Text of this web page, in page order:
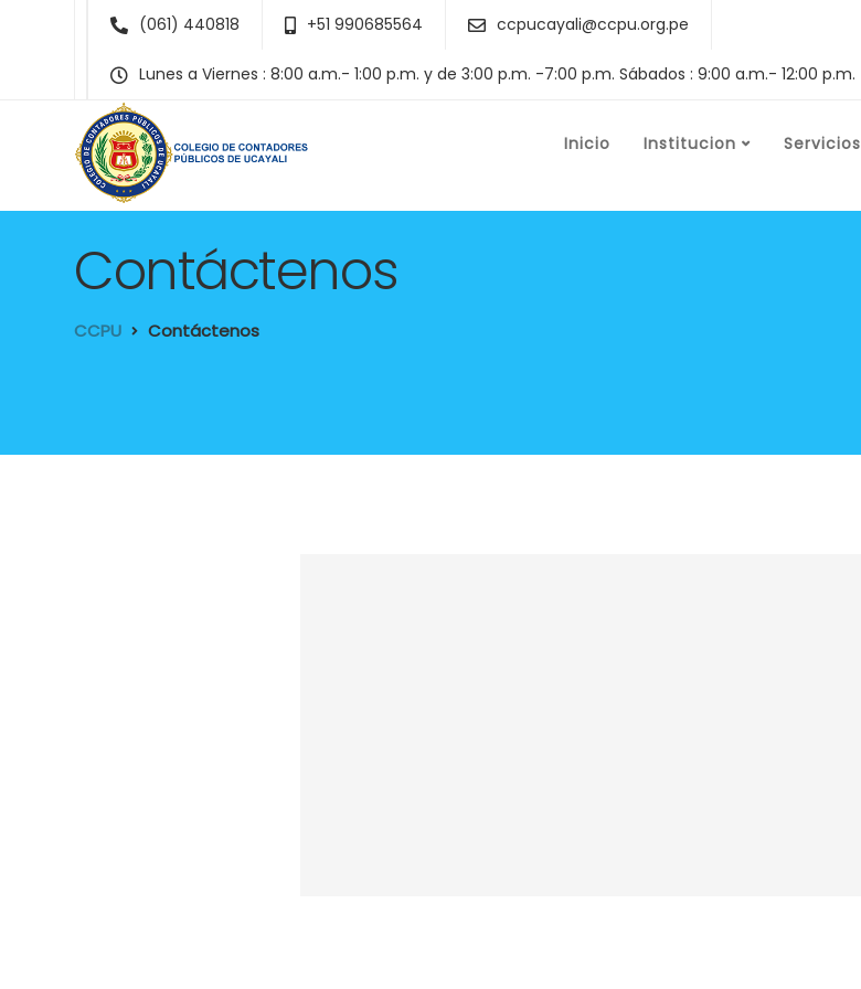
(061) 440818 +51 990685564 ccpucayali@ccpu.org.pe
Lunes a Viernes : 8:00 a.m.- 1:00 p.m. y de 3:00 p.m. -7:00 p.m. Sábados : 9:00 a.m.- 12:00 p.m.
Inicio Institucion Servicios
Contáctenos
CCPU Contáctenos